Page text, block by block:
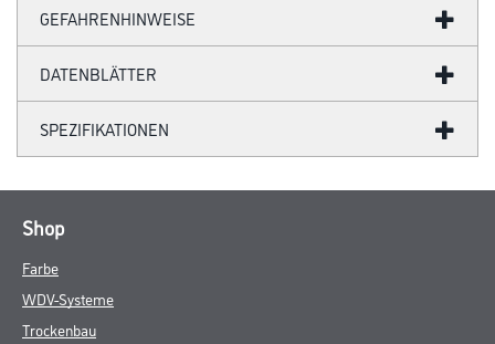
GEFAHRENHINWEISE
DATENBLÄTTER
SPEZIFIKATIONEN
Shop
Farbe
WDV-Systeme
Trockenbau